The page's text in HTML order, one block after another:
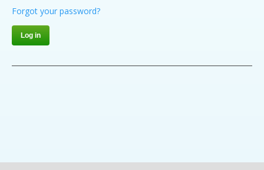
Forgot your password?